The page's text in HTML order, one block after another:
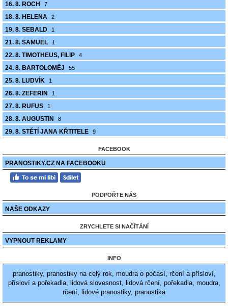
16. 8. ROCH 7
18. 8. HELENA 2
19. 8. SEBALD 1
21. 8. SAMUEL 1
22. 8. TIMOTHEUS, FILIP 4
24. 8. BARTOLOMĚJ 55
25. 8. LUDVÍK 1
26. 8. ZEFERIN 1
27. 8. RUFUS 1
28. 8. AUGUSTIN 8
29. 8. STĚTÍ JANA KŘTITELE 9
FACEBOOK
PRANOSTIKY.CZ NA FACEBOOKU
PODPOŘTE NÁS
NAŠE ODKAZY
ZRYCHLETE SI NAČÍTÁNÍ
VYPNOUT REKLAMY
INFO
pranostiky, pranostiky na celý rok, moudra o počasí, rčení a přísloví,
přísloví a pořekadla, lidová slovesnost, lidová rčení, pořekadla, moudra,
rčení, lidové pranostiky, pranostika